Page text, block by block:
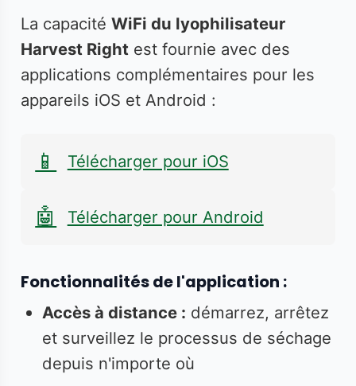
La capacitéWiFi du lyophilisateur
Harvest Right est fournie avec des
applications complémentaires pour les
appareils iOS et Android :
📱 Télécharger pour iOS
🤖 Télécharger pour Android
Fonctionnalités de l'application :
Accès à distance : démarrez, arrêtez
et surveillez le processus de séchage
depuis n'importe où